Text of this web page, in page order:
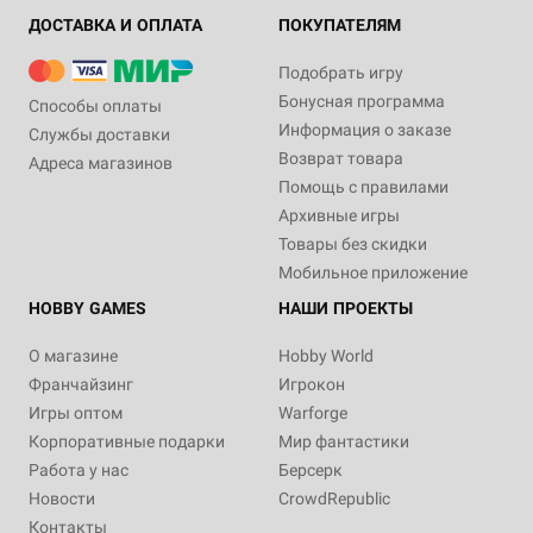
ДОСТАВКА И ОПЛАТА
Способы оплаты
Службы доставки
Адреса магазинов
ПОКУПАТЕЛЯМ
Подобрать игру
Бонусная программа
Информация о заказе
Возврат товара
Помощь с правилами
Архивные игры
Товары без скидки
Мобильное приложение
HOBBY GAMES
О магазине
Франчайзинг
Игры оптом
Корпоративные подарки
Работа у нас
Новости
Контакты
НАШИ ПРОЕКТЫ
Hobby World
Игрокон
Warforge
Мир фантастики
Берсерк
CrowdRepublic